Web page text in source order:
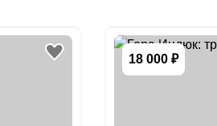
18 000 ₽